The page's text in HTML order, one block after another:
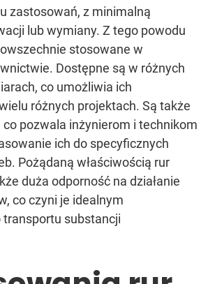
zastosowań, z minimalną
lub wymiany. Z tego powodu
stosowane w
Dostępne są w różnych
co umożliwia ich
różnych projektach. Są także
co pozwala inżynierom i technikom
ich do specyficznych
Pożądaną właściwością rur
duża odporność na działanie
co czyni je idealnym
substancji